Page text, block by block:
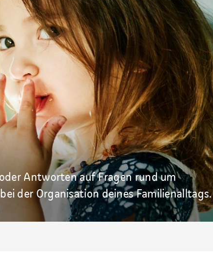
Antworten auf Fragen rund um
der Organisation deines Familienalltags.